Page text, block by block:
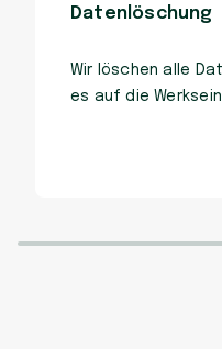
Datenlöschung
Wir löschen alle
es auf die